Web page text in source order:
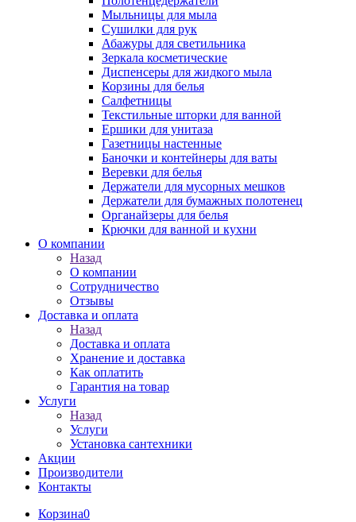
Мыльницы для мыла
Сушилки для рук
Абажуры для светильника
Зеркала косметические
Диспенсеры для жидкого мыла
Корзины для белья
Салфетницы
Текстильные шторки для ванной
Ершики для унитаза
Газетницы настенные
Баночки и контейнеры для ваты
Веревки для белья
Держатели для мусорных мешков
Держатели для бумажных полотенец
Органайзеры для белья
Крючки для ванной и кухни
О компании
Назад
О компании
Сотрудничество
Отзывы
Доставка и оплата
Назад
Доставка и оплата
Хранение и доставка
Как оплатить
Гарантия на товар
Услуги
Назад
Услуги
Установка сантехники
Акции
Производители
Контакты
Корзина0